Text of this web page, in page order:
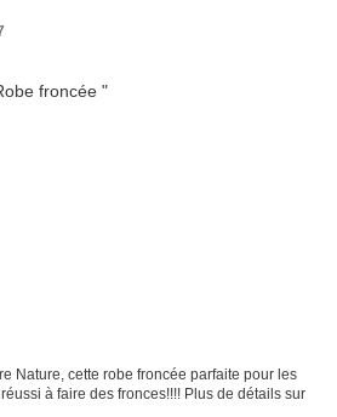
Nature, cette robe froncée parfaite pour les
à faire des fronces!!!! Plus de détails sur